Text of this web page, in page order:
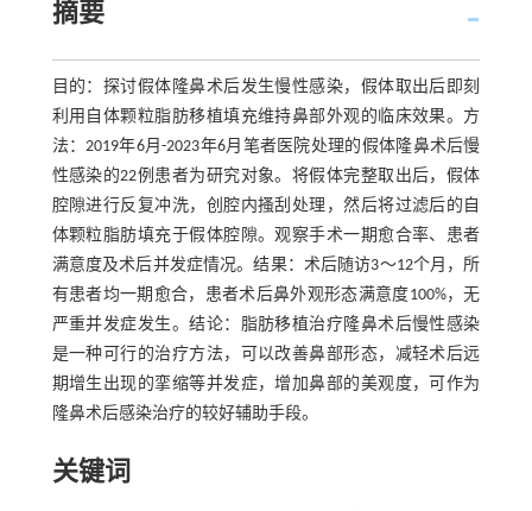
摘要
目的：探讨假体隆鼻术后发生慢性感染，假体取出后即刻
利用自体颗粒脂肪移植填充维持鼻部外观的临床效果。方
法：2019年6月-2023年6月笔者医院处理的假体隆鼻术后慢
性感染的22例患者为研究对象。将假体完整取出后，假体
腔隙进行反复冲洗，创腔内搔刮处理，然后将过滤后的自
体颗粒脂肪填充于假体腔隙。观察手术一期愈合率、患者
满意度及术后并发症情况。结果：术后随访3～12个月，所
有患者均一期愈合，患者术后鼻外观形态满意度100%，无
严重并发症发生。结论：脂肪移植治疗隆鼻术后慢性感染
是一种可行的治疗方法，可以改善鼻部形态，减轻术后远
期增生出现的挛缩等并发症，增加鼻部的美观度，可作为
隆鼻术后感染治疗的较好辅助手段。
关键词